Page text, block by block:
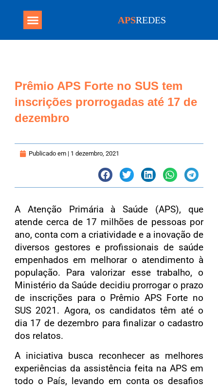
APSREDES
Prêmio APS Forte no SUS tem
inscrições prorrogadas até 17 de
dezembro
Publicado em | 1 dezembro, 2021
A Atenção Primária à Saúde (APS), que
atende cerca de 17 milhões de pessoas por
ano, conta com a criatividade e a inovação de
diversos gestores e profissionais de saúde
empenhados em melhorar o atendimento à
população. Para valorizar esse trabalho, o
Ministério da Saúde decidiu prorrogar o prazo
de inscrições para o Prêmio APS Forte no
SUS 2021. Agora, os candidatos têm até o
dia 17 de dezembro para finalizar o cadastro
dos relatos.
A iniciativa busca reconhecer as melhores
experiências da assistência feita na APS em
todo o País, levando em conta os desafios